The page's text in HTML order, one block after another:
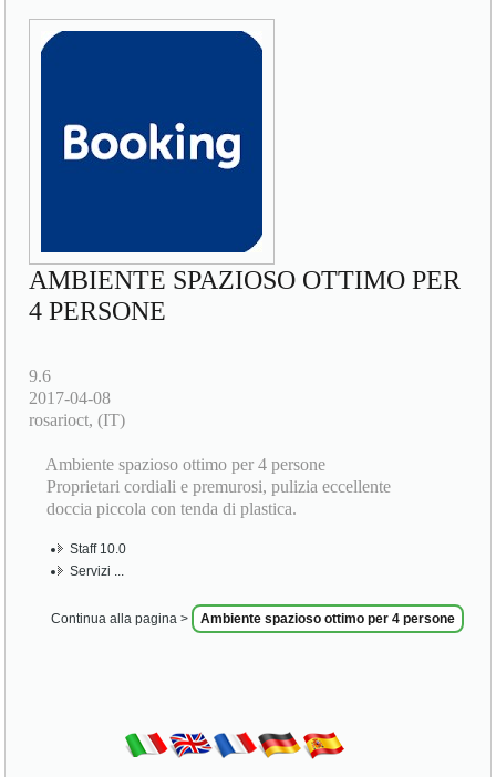
AMBIENTE SPAZIOSO OTTIMO PER
4 PERSONE
9.6
2017-04-08
rosarioct, (IT)
Ambiente spazioso ottimo per 4 persone
Proprietari cordiali e premurosi, pulizia eccellente
doccia piccola con tenda di plastica.
Staff 10.0
Servizi ...
Continua alla pagina > Ambiente spazioso ottimo per 4 persone